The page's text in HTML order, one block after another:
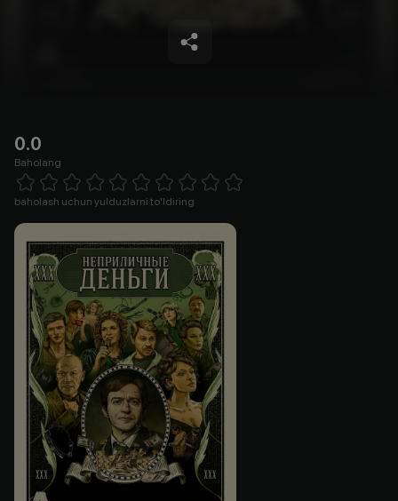
0.0
Baholang
1 Star 2 Stars 3 Stars 4 Stars5 Stars 6 Stars7 Stars8 Stars
baholash uchun yulduzlarni to'ldiring